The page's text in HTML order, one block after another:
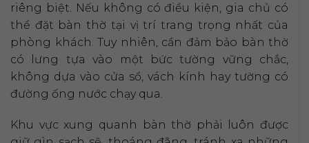
riêng biệt. Nếu không có điều kiện, gia chủ có
thể đặt bàn thờ tại vị trí trang trọng nhất của
phòng khách. Tuy nhiên, cần đảm bảo bàn thờ
có lưng tựa vào một bức tường vững chắc,
không dựa vào cửa sổ, vách kính hay tường có
đường ống nước chạy qua.
Khu vực xung quanh bàn thờ phải luôn được